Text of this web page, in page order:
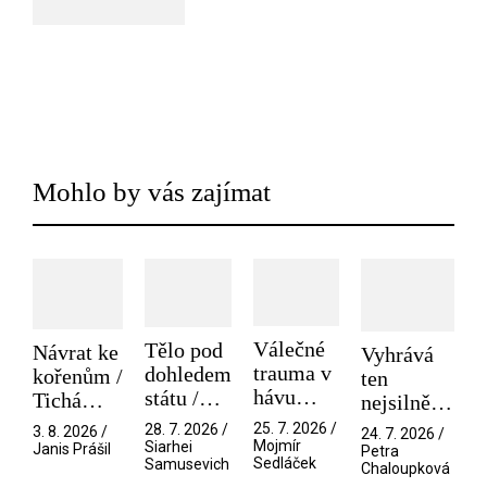
Mohlo by vás zajímat
Návrat ke
kořenům /
Tichá
přítelkyně
3. 8. 2026 /
Janis Prášil
Tělo pod
dohledem
státu /
Pramen
28. 7. 2026 /
Siarhei
Samusevich
Válečné
trauma v
hávu
spektáklu
/ Odyssea
25. 7. 2026 /
Mojmír
Sedláček
Vyhrává
ten
nejsilnější
/ V nitru
manosféry
24. 7. 2026 /
Petra
Chaloupková